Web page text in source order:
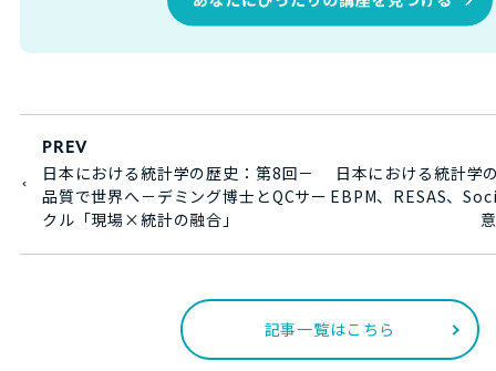
PREV
日本における統計学の歴史：第8回－
品質で世界へ－デミング博士とQCサー
クル「現場×統計の融合」
日本における統計学
EBPM、RESAS、
記事一覧はこちら